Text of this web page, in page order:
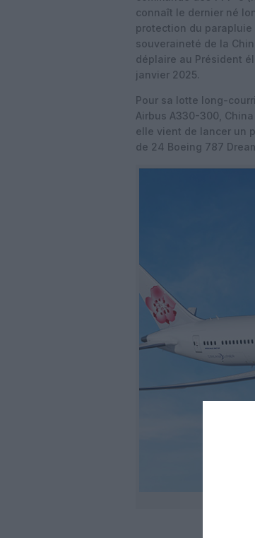
connaît le dernier né
protection du
souveraineté de la
déplaire au Président
janvier 2025.
Pour sa lotte long-
Airbus A330-300,
elle vient de lancer un
de 24 Boeing 787